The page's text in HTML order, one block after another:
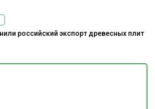
российский экспорт древесных плит